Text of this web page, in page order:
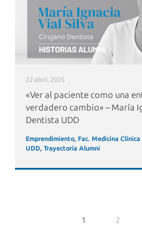
22 abril, 2025
«Ver al paciente como una
verdadero cambio» – María
Dentista UDD
Emprendimiento, Fac. Medicina
UDD, Trayectoria Alumni
1 2